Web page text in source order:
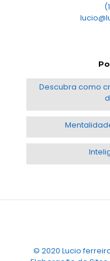
Descubra como
© 2020 Lucio